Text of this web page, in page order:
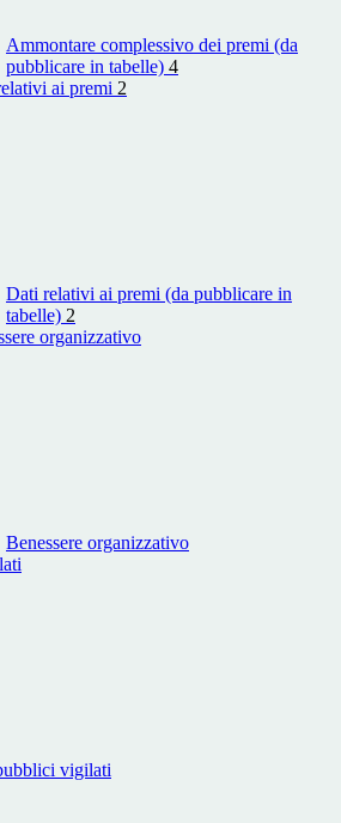
Ammontare complessivo dei premi (da
pubblicare in tabelle) 4
ai premi 2
Dati relativi ai premi (da pubblicare in
tabelle) 2
organizzativo
Benessere organizzativo
vigilati